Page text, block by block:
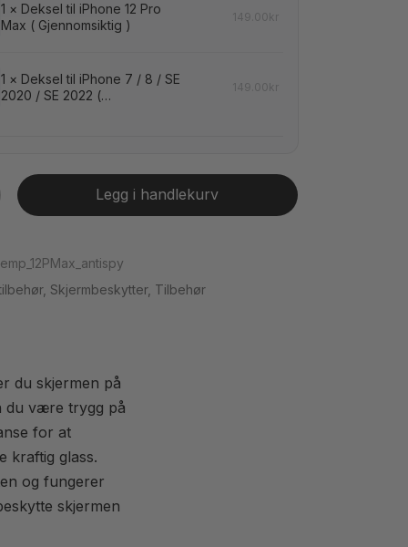
1 × Deksel til iPhone 12 Pro
Max ( Gjennomsiktig )
149.00 kr
1 × Deksel til iPhone 7 / 8 / SE
2020 / SE 2022 (
149.00 kr
Legg i handlekurv
, Skjermbeskytter, Tilbehør
du skjermen på
du være trygg på
for at
kraftig glass.
og fungerer
skjermen